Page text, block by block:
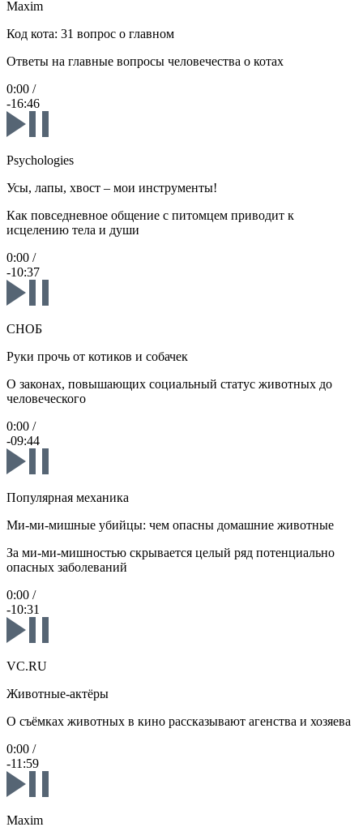
Maxim
Код кота: 31 вопрос о главном
Ответы на главные вопросы человечества о котах
0:00 /
-16:46
Psychologies
Усы, лапы, хвост – мои инструменты!
Как повседневное общение с питомцем приводит к
исцелению тела и души
0:00 /
-10:37
СНОБ
Руки прочь от котиков и собачек
О законах, повышающих социальный статус животных до
человеческого
0:00 /
-09:44
Популярная механика
Ми-ми-мишные убийцы: чем опасны домашние животные
За ми-ми-мишностью скрывается целый ряд потенциально
опасных заболеваний
0:00 /
-10:31
VC.RU
Животные-актёры
О съёмках животных в кино рассказывают агенства и хозяева
0:00 /
-11:59
Maxim